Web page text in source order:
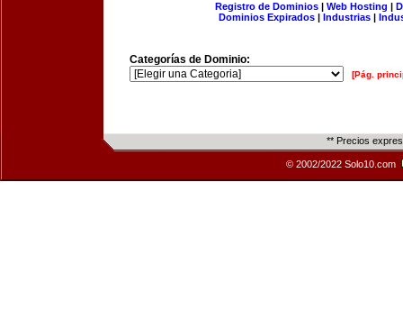
Registro de Dominios| Web Hosting |
Dominios Expirados | Industrias |
Categorías de Dominio:
[Pág.
** Precios
© 2002/2022 Solo10.com